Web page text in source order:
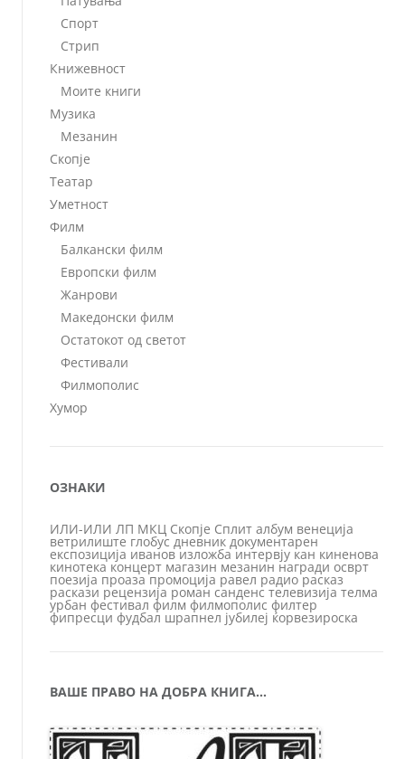
Спорт
Стрип
Книжевност
Моите книги
Музика
Мезанин
Скопје
Театар
Уметност
Филм
Балкански филм
Европски филм
Жанрови
Македонски филм
Остатокот од светот
Фестивали
Филмополис
Хумор
ОЗНАКИ
ИЛИ-ИЛИ ЛП МКЦ Скопје Сплит албум венеција
ветрилиште глобус дневник документарен
експозиција иванов изложба интервју кан киненова
кинотека концерт магазин мезанин награди осврт
поезија проаза промоција равел радио расказ
раскази рецензија роман санденс телевизија телма
урбан фестивал филм филмополис филтер
фипресци фудбал шрапнел јубилеј ќорвезироска
ВАШЕ ПРАВО НА ДОБРА КНИГА…